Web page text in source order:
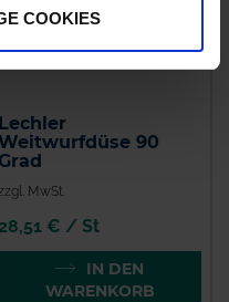
COOKIES
Lechler
90
Grad
MwSt.
28,51 € / St
IN DEN
WARENKORB